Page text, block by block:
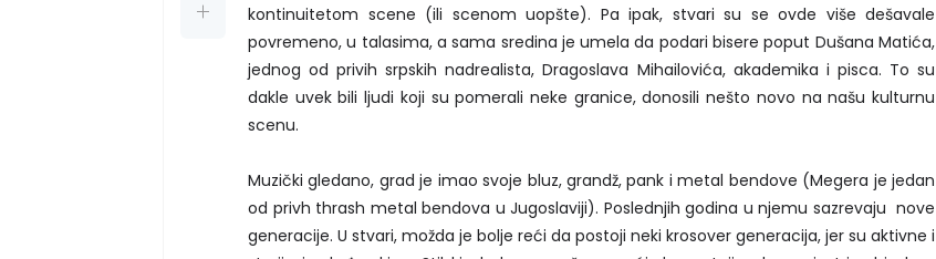
kontinuitetom scene (ili scenom uopšte). Pa ipak, stvari su se ovde više dešavale
povremeno, u talasima, a sama sredina je umela da podari bisere poput Dušana Matića,
jednog od privih srpskih nadrealista, Dragoslava Mihailovića, akademika i pisca. To su
dakle uvek bili ljudi koji su pomerali neke granice, donosili nešto novo na našu kulturnu
scenu.
Muzički gledano, grad je imao svoje bluz, grandž, pank i metal bendove (Megera je jedan
od privh thrash metal bendova u Jugoslaviji). Poslednjih godina u njemu sazrevaju nove
generacije. U stvari, možda je bolje reći da postoji neki krosover generacija, jer su aktivne i